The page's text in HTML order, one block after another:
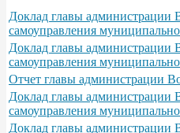
Доклад главы администрации
самоуправления
Доклад главы администрации
самоуправления
Отчет главы администрации
Доклад главы администрации
самоуправления
Доклад главы администрации